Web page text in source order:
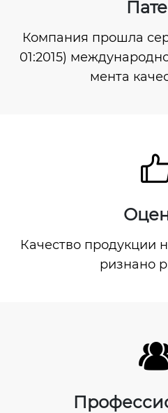
Компания прошла
01:2015)
мента
Качество продукции
ризнано